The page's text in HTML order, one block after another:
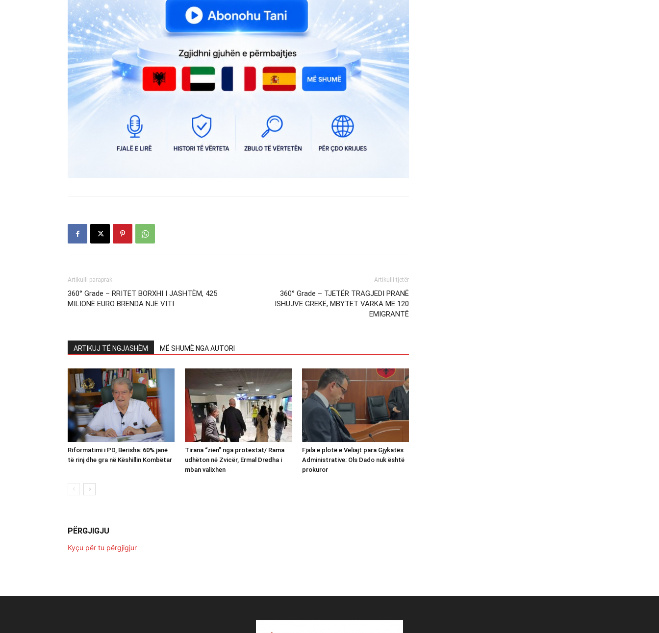
Artikulli paraprak
360° Grade – RRITET BORXHI I JASHTËM, 425
MILIONË EURO BRENDA NJË VITI
Artikulli tjetër
360° Grade – TJETËR TRAGJEDI PRANË
ISHUJVE GREKË, MBYTET VARKA ME 120
EMIGRANTË
ARTIKUJ TË NGJASHËM MË SHUMË NGA AUTORI
Riformatimi i PD, Berisha: 60% janë
të rinj dhe gra në Këshillin Kombëtar
Tirana “zien” nga protestat/ Rama
udhëton në Zvicër, Ermal Dredha i
mban valixhen
Fjala e plotë e Veliajt para Gjykatës
Administrative: Ols Dado nuk është
prokuror
PËRGJIGJU
Kyçu për tu përgjigjur